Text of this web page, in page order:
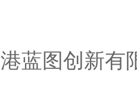
蓝图创新有